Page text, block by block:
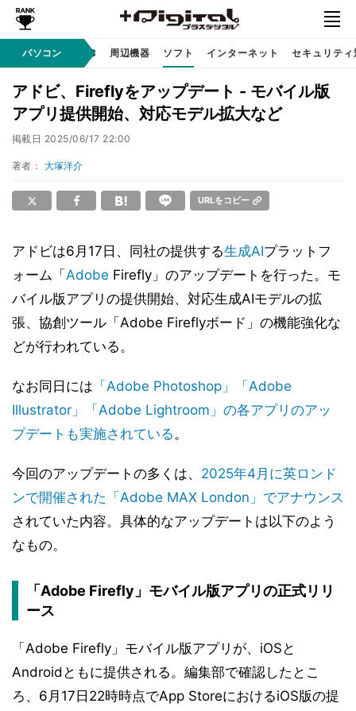
パソコン
クノロジ AI PC 周辺機器 ソフト インターネット セキュリティ
アドビ、Fireflyをアップデート - モバイル版
アプリ提供開始、対応モデル拡大など
掲載日 2025/06/17 22:00
著者： 大塚洋介
URLをコピー
アドビは6月17日、同社の提供する生成AIプラットフ
ォーム「 Adobe Firefly」のアップデートを行った。モ
バイル版アプリの提供開始、対応生成AIモデルの拡
張、協創ツール「Adobe Fireflyボード」の機能強化な
どが行われている。
なお同日には 「Adobe Photoshop」「Adobe
Illustrator」「Adobe Lightroom」の各アプリのアッ
プデートも実施されている。
今回のアップデートの多くは、 2025年4月に英ロンド
ンで開催された「Adobe MAX London」でアナウンス
されていた内容。具体的なアップデートは以下のよう
なもの。
「Adobe Firefly」モバイル版アプリの正式リリ
ース
「Adobe Firefly」モバイル版アプリが、iOSと
Androidともに提供される。編集部で確認したとこ
ろ、6月17日22時時点でApp StoreにおけるiOS版の提